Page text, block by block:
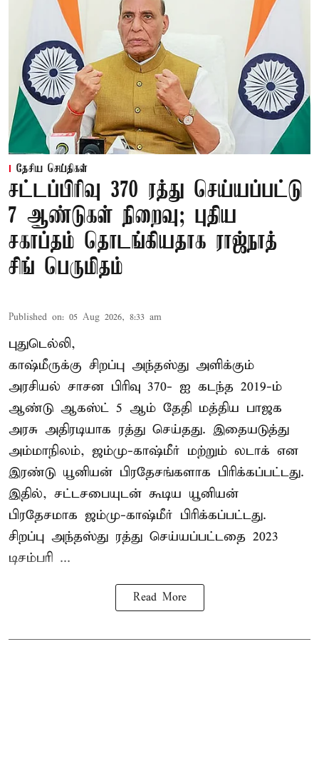
தேசிய செய்திகள்
சட்டப்பிரிவு 370 ரத்து செய்யப்பட்டு
7 ஆண்டுகள் நிறைவு; புதிய
சகாப்தம் தொடங்கியதாக ராஜ்நாத்
சிங் பெருமிதம்
Published on: 05 Aug 2026, 8:33 am
புதுடெல்லி,
காஷ்மீருக்கு சிறப்பு அந்தஸ்து அளிக்கும்
அரசியல் சாசன பிரிவு 370- ஐ கடந்த 2019-ம்
ஆண்டு ஆகஸ்ட் 5 ஆம் தேதி மத்திய பாஜக
அரசு அதிரடியாக ரத்து செய்தது. இதையடுத்து
அம்மாநிலம், ஜம்மு-காஷ்மீர் மற்றும் லடாக் என
இரண்டு யூனியன் பிரதேசங்களாக பிரிக்கப்பட்டது.
இதில், சட்டசபையுடன் கூடிய யூனியன்
பிரதேசமாக ஜம்மு-காஷ்மீர் பிரிக்கப்பட்டது.
சிறப்பு அந்தஸ்து ரத்து செய்யப்பட்டதை 2023
டிசம்பரி ...
Read More